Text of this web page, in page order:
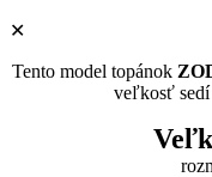
✕
Tento model topánok
veľkosť sedí